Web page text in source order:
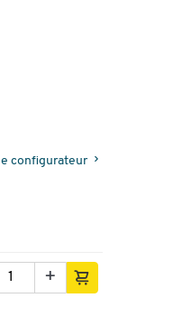
configurateur
+